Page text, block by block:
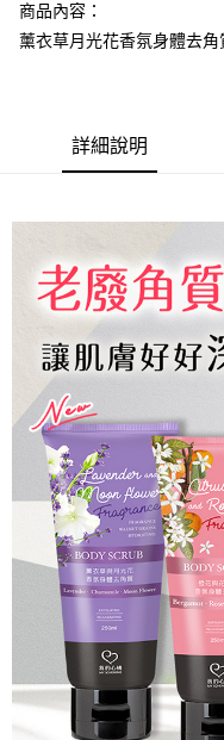
AFTEE先享後付
１．簡單：不需註冊會員、不
２．便利：只要手機號碼，簡
１．於結帳方式選擇「
結帳頁面，進行簡訊認證並
２．訂單成立數日內，您將收
３．收到繳費通知簡訊後14
ATM／網路銀行／等多元方式
※ 請注意：結帳手續完成當下
購買商品的店家。未經商家
後付繳納相關費用。
※ 交易是否成功請以「
是否繳費成功／繳費後需取消
客戶支援中心」https://
【注意事項】
１．透過由恩沛科技股份有限
易，需依本服務之必要範圍內
權轉讓予恩沛科技股份有限公
２．關於個人資料處理事宜，
https://aftee.tw/terms/#terms3
３．未成年的使用者請事先
「AFTEE先享後付」，若未
任。
４．使用「AFTEE先享後付
時審查核予不同之上限額度；
全家取貨付款
免運費
7-11取貨付款
每筆NT$100，滿NT$799(
(免運)7-11取貨付款
免運費
宅配
每筆NT$100，滿
商品內容：
薰衣草月光花香氛身體去角
詳細說明